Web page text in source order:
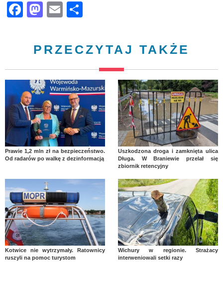
Facebook
Mastodon
Email
PRZECZYTAJ TAKŻE
Prawie 1,2 mln zł na bezpieczeństwo.
Od radarów po walkę z dezinformacją
Uszkodzona droga i zamknięta ulica
Długa. W Braniewie przelał się
zbiornik retencyjny
Kotwice nie wytrzymały. Ratownicy
ruszyli na pomoc turystom
Wichury w regionie. Strażacy
interweniowali setki razy